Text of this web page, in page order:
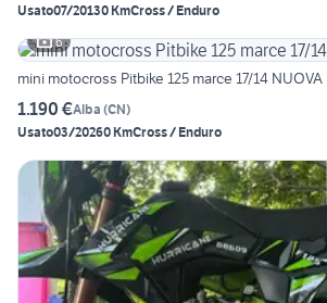
Usato07/20130 KmCross / Enduro
6
mini motocross Pitbike 125 marce 17/14 NUOVA
1.190 €Alba (CN)
Usato03/20260 KmCross / Enduro